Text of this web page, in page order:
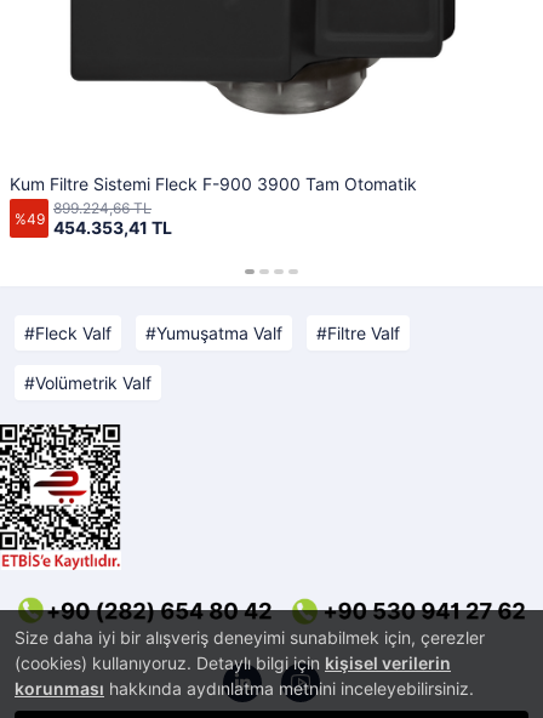
Size daha iyi bir alışveriş deneyimi sunabilmek için, çerezler
(cookies) kullanıyoruz. Detaylı bilgi için kişisel verilerin
korunması hakkında aydınlatma metnini inceleyebilirsiniz.
Kum Filtre Sistemi Fleck F-900 3900 Tam Otomatik
%49 454.353,41 TL
899.224,66 TL
Fleck Valf Yumuşatma Valf Filtre Valf
Volümetrik Valf